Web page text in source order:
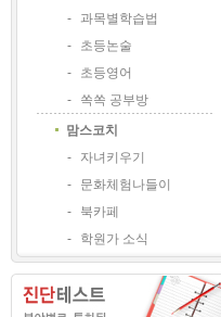
-
과목별학습법
-
초등논술
-
초등영어
-
쏙쏙 공부방
맘스코치
-
자녀키우기
-
문화체험나들이
-
북카페
-
학원가 소식